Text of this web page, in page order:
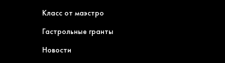
Класс от маэстро
Гастрольные гранты
Новости